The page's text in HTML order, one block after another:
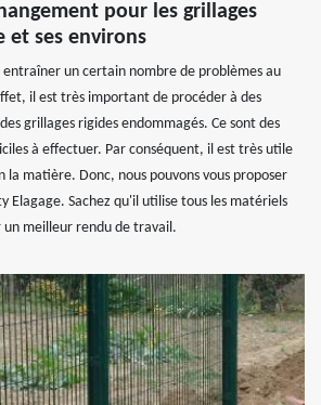
pour les grillages
et ses environs
un certain nombre de problèmes au
il est très important de procéder à des
grillages rigides endommagés. Ce sont des
à effectuer. Par conséquent, il est très utile
la matière. Donc, nous pouvons vous proposer
Elagage. Sachez qu'il utilise tous les matériels
meilleur rendu de travail.